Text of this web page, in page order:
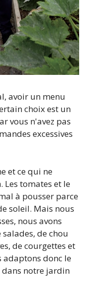
avoir un menu
choix est un
vous n'avez pas
excessives
et ce qui ne
Les tomates et le
à pousser parce
soleil. Mais nous
nous avons
de chou
de courgettes et
adaptons donc le
notre jardin